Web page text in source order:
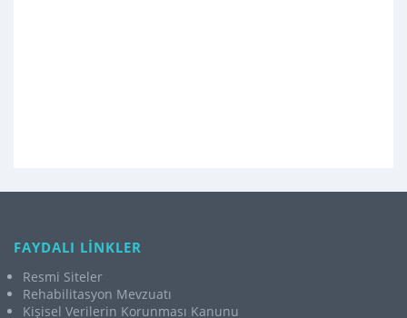
FAYDALI LİNKLER
Resmi Siteler
Rehabilitasyon Mevzuatı
Kişisel Verilerin Korunması Kanunu